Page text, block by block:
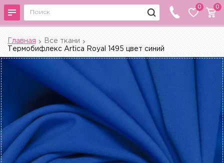
0 0
Главная
Все ткани
Термобифлекс Artica Royal 1495 цвет синий